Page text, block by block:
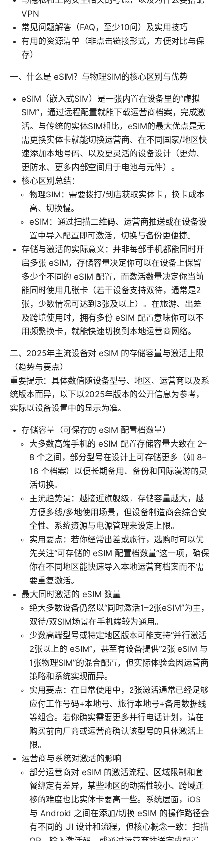
VPN
常见问题解答（FAQ，至少10问）及实用技巧
有用的资源清单（非点击链接形式，方便对比与保
存）
一、什么是 eSIM？与物理SIM的核心区别与优势
eSIM（嵌入式SIM）是一张内置在设备里的“虚拟
SIM”，通过远程配置就能下载运营商档案，完成激
活。与传统的实体SIM相比，eSIM的最大优点是无
需更换实体卡就能切换运营商、在不同国家/地区快
速添加本地号码、以及更灵活的设备设计（更薄、
更防水、更多内部空间用于电池与元件）。
核心区别总结：
物理SIM：需要拨打/到店获取实体卡，换卡成本
高、切换慢。
eSIM：通过扫描二维码、运营商推送或在设备设
置中导入配置即可激活，切换与备份更便捷。
存储与激活的实际意义：并非每部手机都能同时开
启多张 eSIM，存储容量决定你可以在设备上保留
多少个不同的 eSIM 配置，而激活数量决定你当前
能同时使用几张卡（若干设备支持双待，通常是2
张，少数情况可达到3张及以上）。在旅游、出差
及跨境使用时，拥有多份 eSIM 配置意味你可以不
用频繁换卡，就能快速切换到本地运营商网络。
二、2025年主流设备对 eSIM 的存储容量与激活上限
（趋势与要点）
重要提示：具体数值随设备型号、地区、运营商以及系
统版本而异，以下以2025年版本的公开信息为参考，
实际以设备设置中的显示为准。
存储容量（可保存的 eSIM 配置档数量）
大多数高端手机的 eSIM 配置存储容量大致在 2–
8 个之间，部分型号在设计上可存储更多（如 8–
16 个档案）以便长期备用、备份和国际漫游的灵
活切换。
主流趋势是：越接近旗舰级，存储容量越大，越
方便多线/多地使用场景，但设备制造商会综合安
全性、系统资源与电源管理来设定上限。
实用要点：若你经常出差或旅行，选购时可以优
先关注“可存储的 eSIM 配置档数量”这一项，确保
你在不同地区能快速导入本地运营商档案而不需
要重复激活。
最大同时激活的 eSIM 数量
绝大多数设备仍然以“同时激活1–2张eSIM”为主，
双待/双SIM场景在手机端较为通用。
少数高端型号或特定地区版本可能支持“并行激活
2张以上的 eSIM”，甚至有设备提供“2张 eSIM 与
1张物理SIM”的混合配置，但实际体验会因运营商
策略和系统实现而异。
实用要点：在日常使用中，2张激活通常已经足够
应付工作号码+本地号、旅行本地号+备用数据线
等组合。若你确实需要更多并行电话计划，请在
购买前向厂商或运营商确认该型号的具体激活上
限。
运营商与系统对激活的影响
部分运营商对 eSIM 的激活流程、区域限制和套
餐绑定有差异，某些地区的动摇性较小、跨域迁
移的难度也比实体卡要高一些。系统层面，iOS
与 Android 之间在添加/切换 eSIM 的操作路径会
有不同的 UI 设计和流程，但核心概念一致：扫描